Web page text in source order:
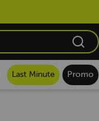
Last Minute Promo